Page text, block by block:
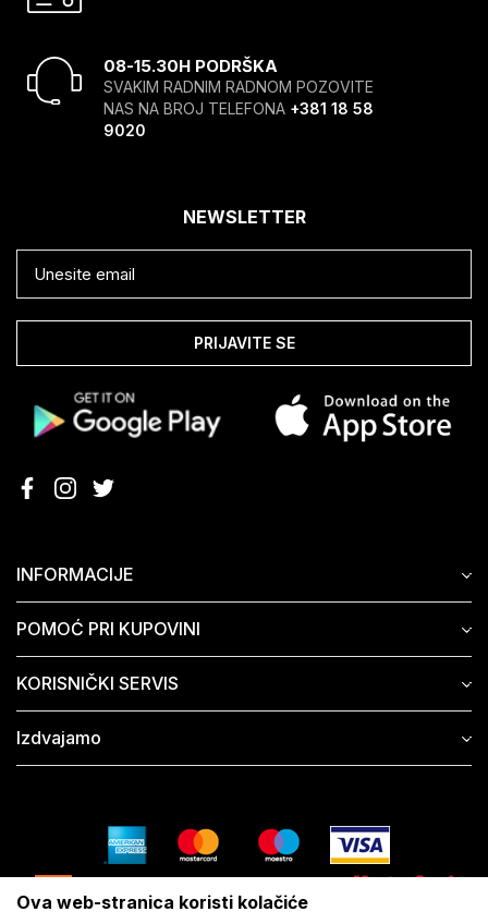
08-15.30H PODRŠKA
SVAKIM RADNIM RADNOM POZOVITE
NAS NA BROJ TELEFONA +381 18 58
9020
INFORMACIJE
POMOĆ PRI KUPOVINI
KORISNIČKI SERVIS
Izdvajamo
NEWSLETTER
PRIJAVITE SE
Ova web-stranica koristi kolačiće